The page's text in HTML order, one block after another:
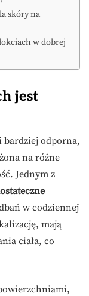
skóry na
w dobrej
jest
bardziej odporna,
na różne
Jednym z
w codziennej
mają
ciała, co